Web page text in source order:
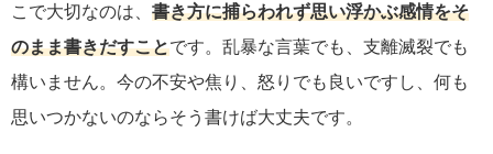
こで大切なのは、 書き方に捕らわれず思い浮かぶ感情をそ
のまま書きだすことです。乱暴な言葉でも、支離滅裂でも
構いません。今の不安や焦り、怒りでも良いですし、何も
思いつかないのならそう書けば大丈夫です。